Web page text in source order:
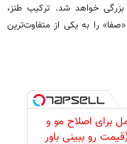
خواهد شد. ترکیب طنز،
را به یکی از متفاوت‌ترین
برای اصلاح مو و
رو ببینی باور